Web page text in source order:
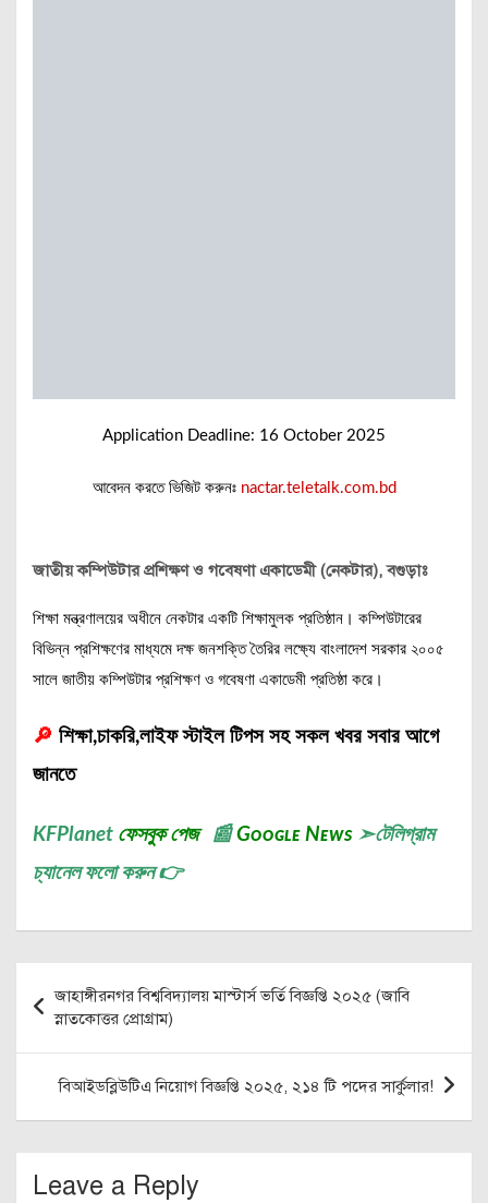
Application Deadline: 16 October 2025
আবেদন করতে ভিজিট করুনঃ nactar.teletalk.com.bd
জাতীয় কম্পিউটার প্রশিক্ষণ ও গবেষণা একাডেমী (নেকটার), বগুড়াঃ
শিক্ষা মন্ত্রণালয়ের অধীনে নেকটার একটি শিক্ষামুলক প্রতিষ্ঠান। কম্পিউটারের
বিভিন্ন প্রশিক্ষণের মাধ্যমে দক্ষ জনশক্তি তৈরির লক্ষ্যে বাংলাদেশ সরকার ২০০৫
সালে জাতীয় কম্পিউটার প্রশিক্ষণ ও গবেষণা একাডেমী প্রতিষ্ঠা করে।
🔎 শিক্ষা,চাকরি,লাইফ স্টাইল টিপস সহ সকল খবর সবার আগে
জানতে
KFPlanet ফেসবুক পেজ📰 Gᴏᴏɢʟᴇ Nᴇᴡs ➣টেলিগ্রাম
চ্যানেলফলো করুন 👉
navigation
জাহাঙ্গীরনগর বিশ্ববিদ্যালয় মাস্টার্স ভর্তি বিজ্ঞপ্তি ২০২৫ (জাবি
স্নাতকোত্তর প্রোগ্রাম)
বিআইডব্লিউটিএ নিয়োগ বিজ্ঞপ্তি ২০২৫, ২১৪ টি পদের সার্কুলার!
Leave a Reply